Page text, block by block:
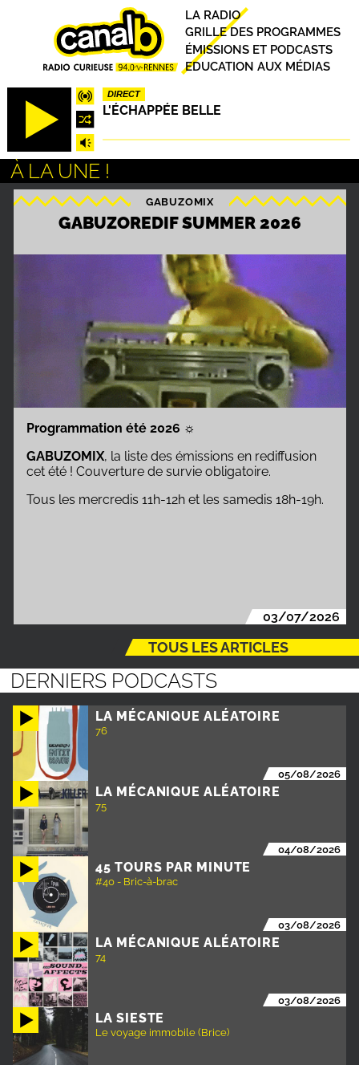
DIRECT
L'ÉCHAPPÉE BELLE
Principal
LA RADIO
GRILLE DES PROGRAMMES
ÉMISSIONS ET PODCASTS
EDUCATION AUX MÉDIAS
À LA UNE !
GABUZOMIX
GABUZOREDIF SUMMER 2026
Programmation été 2026 ☼
GABUZOMIX, la liste des émissions en rediffusion
cet été ! Couverture de survie obligatoire.
Tous les mercredis 11h-12h et les samedis 18h-19h.
03/07/2026
TOUS LES ARTICLES
DERNIERS PODCASTS
LA MÉCANIQUE ALÉATOIRE
76
05/08/2026
LA MÉCANIQUE ALÉATOIRE
75
04/08/2026
45 TOURS PAR MINUTE
#40 - Bric-à-brac
03/08/2026
LA MÉCANIQUE ALÉATOIRE
74
03/08/2026
LA SIESTE
Le voyage immobile (Brice)